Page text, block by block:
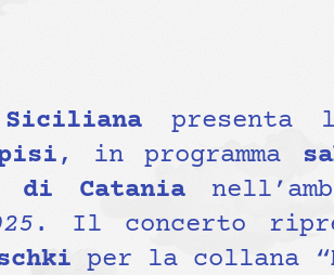
Siciliana presenta
, in programma
di Catania
. Il concerto
per la collana